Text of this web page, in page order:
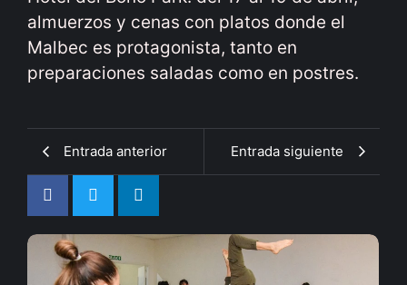
almuerzos y cenas con platos donde el
Malbec es protagonista, tanto en
preparaciones saladas como en postres.
Entrada anterior Entrada siguiente